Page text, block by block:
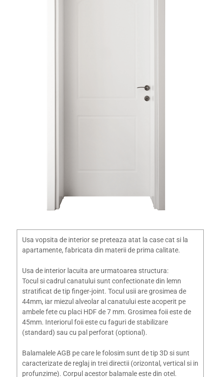
Usa vopsita de interior se preteaza atat la case cat si la
apartamente, fabricata din materii de prima calitate.
Usa de interior lacuita are urmatoarea structura:
Tocul si cadrul canatului sunt confectionate din lemn
stratificat de tip finger-joint. Tocul usii are grosimea de
44mm, iar miezul alveolar al canatului este acoperit pe
ambele fete cu placi HDF de 7 mm. Grosimea foii este de
45mm. Interiorul foii este cu faguri de stabilizare
(standard) sau cu pal perforat (optional).
Balamalele AGB pe care le folosim sunt de tip 3D si sunt
caracterizate de reglaj in trei directii (orizontal, vertical si in
profunzime). Corpul acestor balamale este din otel.